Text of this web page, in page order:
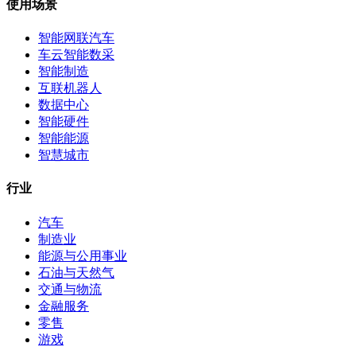
使用场景
智能网联汽车
车云智能数采
智能制造
互联机器人
数据中心
智能硬件
智能能源
智慧城市
行业
汽车
制造业
能源与公用事业
石油与天然气
交通与物流
金融服务
零售
游戏